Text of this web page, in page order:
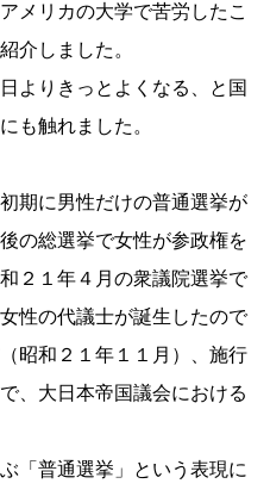
メリカの大学で苦労したこ
介しました。
よりきっとよくなる、と国
も触れました。
期に男性だけの普通選挙が
の総選挙で女性が参政権を
２１年４月の衆議院選挙で
性の代議士が誕生したので
昭和２１年１１月）、施行
、大日本帝国議会における
「普通選挙」という表現に